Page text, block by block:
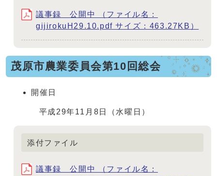
議事録 公開中 （ファイル名：
gijirokuH29.10.pdf サイズ：463.27KB）
茂原市農業委員会第10回総会
開催日
平成29年11月8日（水曜日）
添付ファイル
議事録 公開中 （ファイル名：